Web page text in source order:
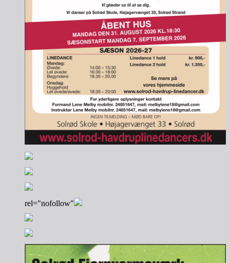
rel="nofollow"